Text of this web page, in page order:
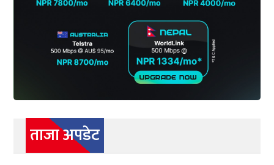
ताजा अपडेट